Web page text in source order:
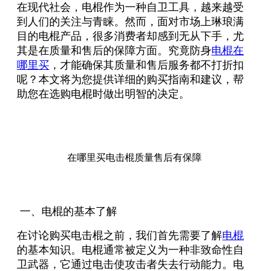
在现代社会，电棍作为一种自卫工具，越来越受
到人们的关注与青睐。然而，面对市场上琳琅满
目的电棍产品，很多消费者却感到无从下手，尤
其是在质量和售后的保障方面。究竟防身电棍在
哪里买 ，才能确保其质量和售后服务都不打折扣
呢？本文将为您提供详细的购买指南和建议，帮
助您在选购电棍时做出明智的决定。
在哪里买电击棍质量售后有保障
一、电棍的基本了解
在讨论购买电击棍之前，我们首先需要了解电棍
的基本知识。电棍通常被定义为一种非致命性自
卫武器，它通过电击使攻击者失去行动能力。电